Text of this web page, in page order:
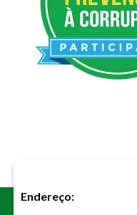
Endereço: